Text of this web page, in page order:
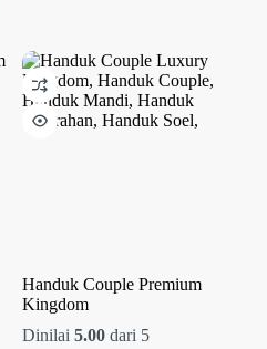
Handuk Couple Premium
Kingdom
Dinilai 5.00dari 5